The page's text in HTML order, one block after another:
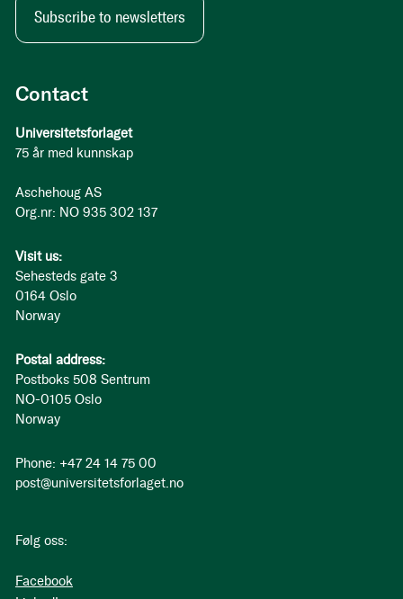
Contact
Universitetsforlaget
75 år med kunnskap
Aschehoug AS
Org.nr: NO 935 302 137
Visit us:
Sehesteds gate 3
0164 Oslo
Norway
Postal address:
Postboks 508 Sentrum
NO-0105 Oslo
Norway
Phone: +47 24 14 75 00
post@universitetsforlaget.no
Følg oss:
Facebook
Subscribe to newsletters